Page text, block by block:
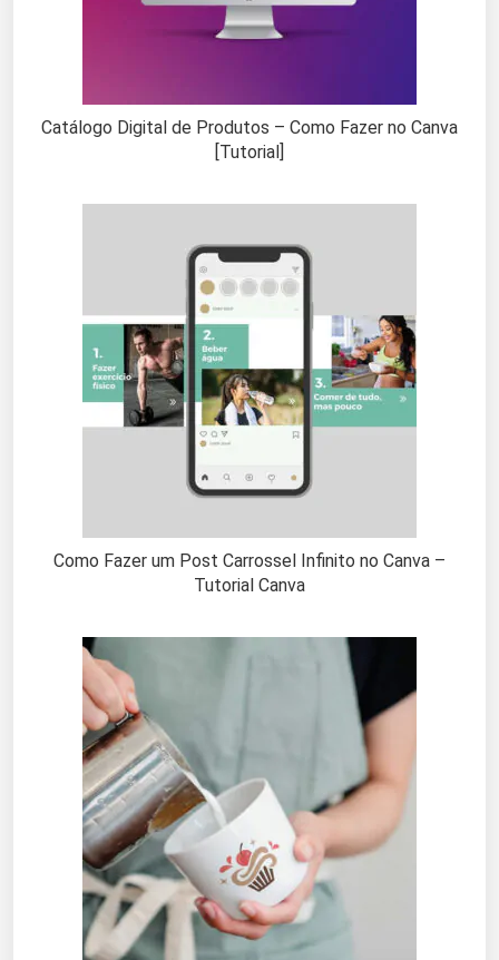
Catálogo Digital de Produtos – Como Fazer no Canva
[Tutorial]
Como Fazer um Post Carrossel Infinito no Canva –
Tutorial Canva